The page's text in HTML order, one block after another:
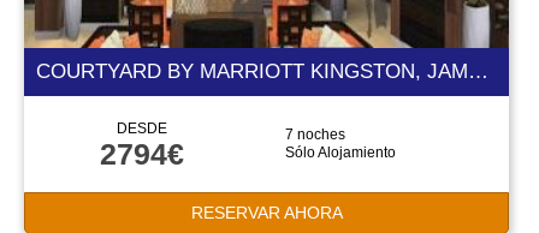
COURTYARD BY MARRIOTT KINGSTON, JAMAICA 4 ESTRELLAS
DESDE
2794€
7 noches
Sólo Alojamiento
RESERVAR AHORA